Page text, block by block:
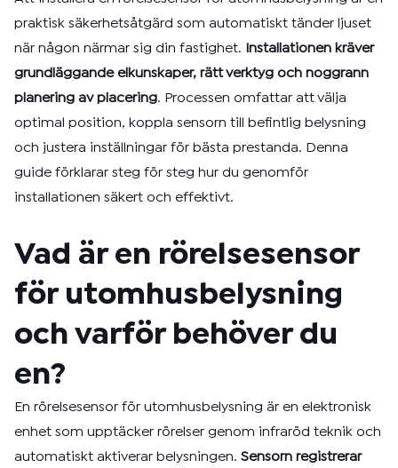
praktisk säkerhetsåtgärd som automatiskt tänder ljuset
när någon närmar sig din fastighet. Installationen kräver
grundläggande elkunskaper, rätt verktyg och noggrann
planering av placering. Processen omfattar att välja
optimal position, koppla sensorn till befintlig belysning
och justera inställningar för bästa prestanda. Denna
guide förklarar steg för steg hur du genomför
installationen säkert och effektivt.
Vad är en rörelsesensor
för utomhusbelysning
och varför behöver du
en?
En rörelsesensor för utomhusbelysning är en elektronisk
enhet som upptäcker rörelser genom infraröd teknik och
automatiskt aktiverar belysningen. Sensorn registrerar